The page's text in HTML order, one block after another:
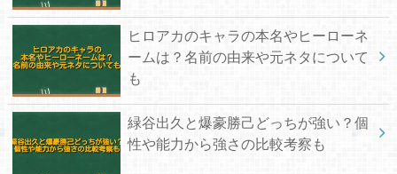
ヒロアカのキャラの本名やヒーローネ
ームは？名前の由来や元ネタについて
も
緑谷出久と爆豪勝己どっちが強い？個
性や能力から強さの比較考察も